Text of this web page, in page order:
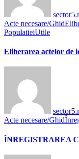
Acte necesare/Ghid
PopulatieiUtile
Eliberarea actelor de
Acte necesare/Ghid
ÎNREGISTRAREA